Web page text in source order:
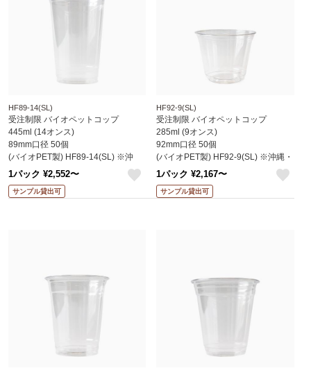
HF89-14(SL)
受注制限 バイオペットコップ
445ml (14オンス)
89mm口径 50個
(バイオPET製) HF89-14(SL) ※沖
縄・離島 送料別途 (赤松化成)
1パック ¥2,552〜
サンプル貸出可
HF92-9(SL)
受注制限 バイオペットコップ
285ml (9オンス)
92mm口径 50個
(バイオPET製) HF92-9(SL) ※沖縄・
離島 送料別途 (赤松化成)
1パック ¥2,167〜
サンプル貸出可